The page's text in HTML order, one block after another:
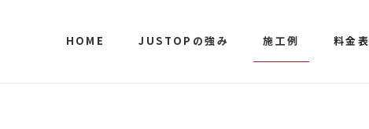
HOME JUSTOPの強み 施工例 料金表